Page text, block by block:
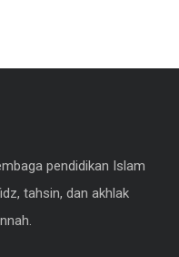
pendidikan Islam
tahsin, dan akhlak